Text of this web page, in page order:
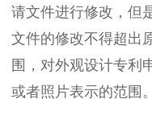
请文件进行修改，但
文件的修改不得超出
围，对外观设计专利
或者照片表示的范围。